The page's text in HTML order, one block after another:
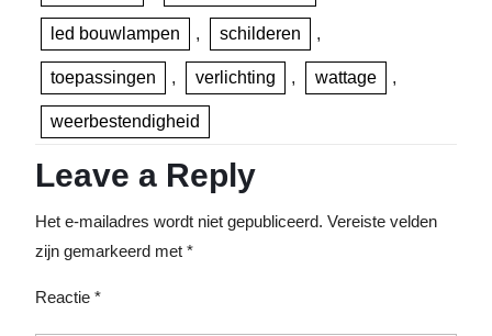
led bouwlampen , schilderen ,
toepassingen , verlichting , wattage ,
weerbestendigheid
Leave a Reply
Het e-mailadres wordt niet gepubliceerd. Vereiste velden
zijn gemarkeerd met *
Reactie *